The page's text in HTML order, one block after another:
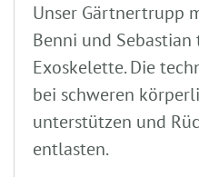
Unser Gärtnertrupp
Benni und
Exoskelette. Die
bei schweren
unterstützen und
entlasten.